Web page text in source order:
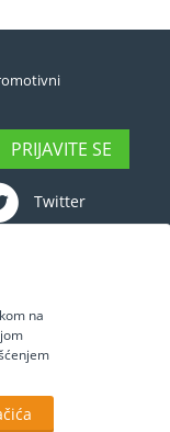
PRIJAVITE SE
Twitter
na